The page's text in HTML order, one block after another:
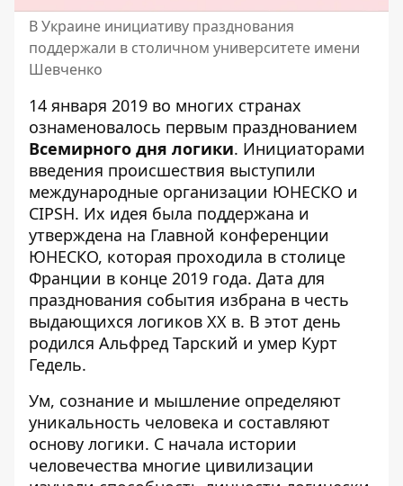
В Украине инициативу празднования
поддержали в столичном университете имени
Шевченко
14 января 2019 во многих странах
ознаменовалось первым празднованием
Всемирного дня логики. Инициаторами
введения происшествия выступили
международные организации ЮНЕСКО и
CIPSH. Их идея была поддержана и
утверждена на Главной конференции
ЮНЕСКО, которая проходила в столице
Франции в конце 2019 года. Дата для
празднования события избрана в честь
выдающихся логиков XX в. В этот день
родился Альфред Тарский и умер Курт
Гедель.
Ум, сознание и мышление определяют
уникальность человека и составляют
основу логики. С начала истории
человечества многие цивилизации